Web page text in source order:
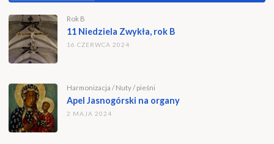
Rok B
11 Niedziela Zwykła, rok B
16 CZERWCA 2024
Harmonizacja / Nuty/ pieśni
Apel Jasnogórski na organy
2 MAJA 2024